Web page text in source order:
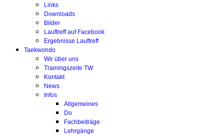
Links
Downloads
Bilder
Lauftreff auf Facebook
Ergebnisse Lauftreff
Taekwondo
Wir über uns
Trainingszeite TW
Kontakt
News
Infos
Allgemeines
Do
Fachbeiträge
Lehrgänge